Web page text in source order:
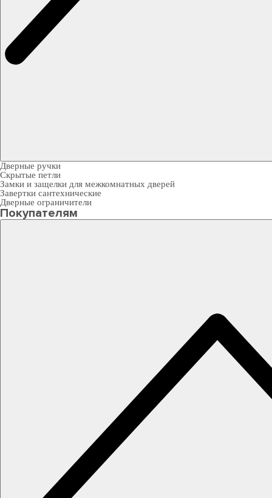
Дверные ручки
Скрытые петли
Замки и защелки для межкомнатных дверей
Завертки сантехнические
Дверные ограничители
Покупателям